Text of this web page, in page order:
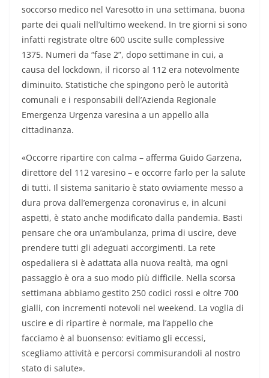
soccorso medico nel Varesotto in una settimana, buona
parte dei quali nell’ultimo weekend. In tre giorni si sono
infatti registrate oltre 600 uscite sulle complessive
1375. Numeri da “fase 2”, dopo settimane in cui, a
causa del lockdown, il ricorso al 112 era notevolmente
diminuito. Statistiche che spingono però le autorità
comunali e i responsabili dell’Azienda Regionale
Emergenza Urgenza varesina a un appello alla
cittadinanza.
«Occorre ripartire con calma – afferma Guido Garzena,
direttore del 112 varesino – e occorre farlo per la salute
di tutti. Il sistema sanitario è stato ovviamente messo a
dura prova dall’emergenza coronavirus e, in alcuni
aspetti, è stato anche modificato dalla pandemia. Basti
pensare che ora un’ambulanza, prima di uscire, deve
prendere tutti gli adeguati accorgimenti. La rete
ospedaliera si è adattata alla nuova realtà, ma ogni
passaggio è ora a suo modo più difficile. Nella scorsa
settimana abbiamo gestito 250 codici rossi e oltre 700
gialli, con incrementi notevoli nel weekend. La voglia di
uscire e di ripartire è normale, ma l’appello che
facciamo è al buonsenso: evitiamo gli eccessi,
scegliamo attività e percorsi commisurandoli al nostro
stato di salute».